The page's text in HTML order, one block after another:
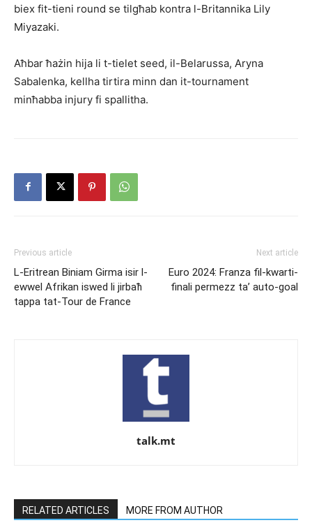
biex fit-tieni round se tilgħab kontra l-Britannika Lily
Miyazaki.
Aħbar ħażin hija li t-tielet seed, il-Belarussa, Aryna
Sabalenka, kel­lha tirtira minn dan it-tournament
minħabba injury fi spallitha.
Previous article
L-Eritrean Biniam Girma isir l-
ewwel Afrikan iswed li jirbaħ
tappa tat-Tour de France
Next article
Euro 2024: Franza fil-kwarti-
finali permezz ta’ auto-goal
talk.mt
RELATED ARTICLES MORE FROM AUTHOR